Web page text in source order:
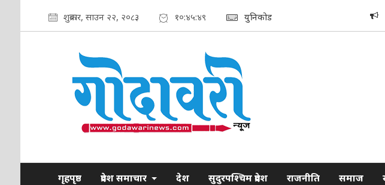
शुक्रबार, साउन २२, २०८३ १०:४५:५० युनिकोड
गृहपृष्ठ प्रदेश समाचार देश सुदुरपश्चिम प्रदेश राजनीति समाज